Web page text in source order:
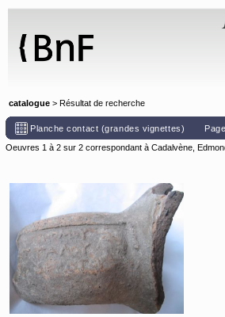
catalogue > Résultat de recherche
Planche contact (grandes vignettes)
Oeuvres 1 à 2 sur 2 correspondant à Cadalvène,